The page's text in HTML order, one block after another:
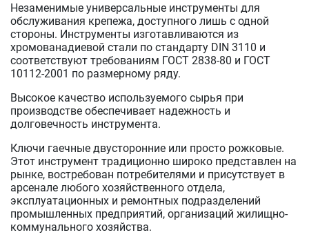
Незаменимые универсальные инструменты для
обслуживания крепежа, доступного лишь с одной
стороны. Инструменты изготавливаются из
хромованадиевой стали по стандарту DIN 3110 и
соответствуют требованиям ГОСТ 2838-80 и ГОСТ
10112-2001 по размерному ряду.
Высокое качество используемого сырья при
производстве обеспечивает надежность и
долговечность инструмента.
Ключи гаечные двусторонние или просто рожковые.
Этот инструмент традиционно широко представлен на
рынке, востребован потребителями и присутствует в
арсенале любого хозяйственного отдела,
эксплуатационных и ремонтных подразделений
промышленных предприятий, организаций жилищно-
коммунального хозяйства.